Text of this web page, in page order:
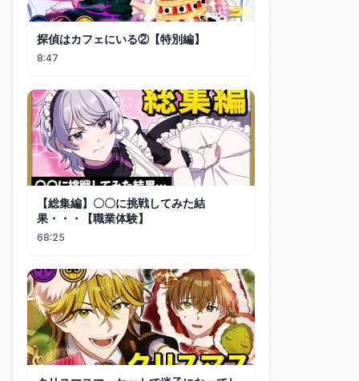
探偵はカフェにいる②【特別編】
8:47
【総集編】〇〇に挑戦してみた結
果・・・【職業体験】
68:25